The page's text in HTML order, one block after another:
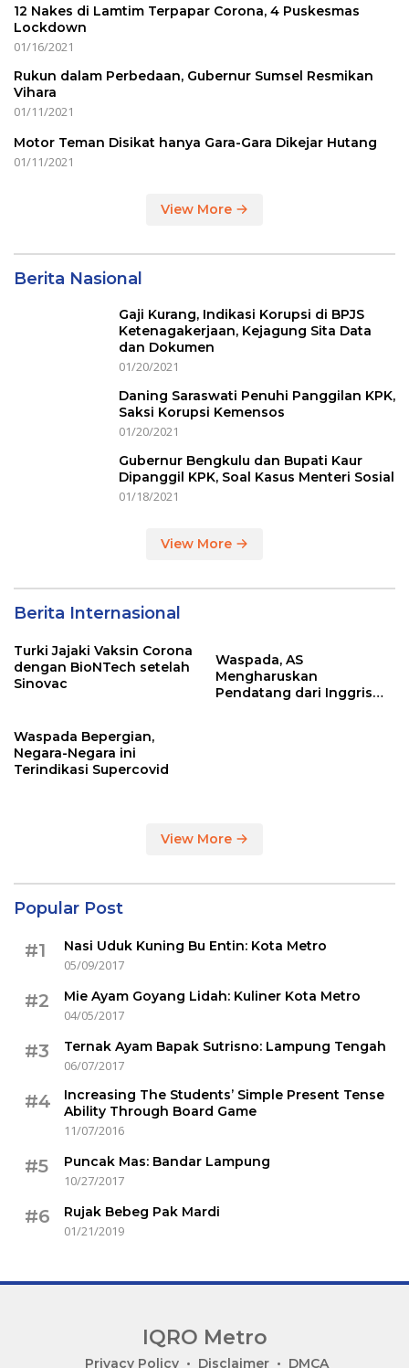
12 Nakes di Lamtim Terpapar Corona, 4 Puskesmas
Lockdown
01/16/2021
Rukun dalam Perbedaan, Gubernur Sumsel Resmikan
Vihara
01/11/2021
Motor Teman Disikat hanya Gara-Gara Dikejar Hutang
01/11/2021
View More
Berita Nasional
Gaji Kurang, Indikasi Korupsi di BPJS
Ketenagakerjaan, Kejagung Sita Data
dan Dokumen
01/20/2021
Daning Saraswati Penuhi Panggilan KPK,
Saksi Korupsi Kemensos
01/20/2021
Gubernur Bengkulu dan Bupati Kaur
Dipanggil KPK, Soal Kasus Menteri Sosial
01/18/2021
View More
Berita Internasional
Turki Jajaki Vaksin Corona
dengan BioNTech setelah
Sinovac
Waspada, AS
Mengharuskan
Pendatang dari Inggris
Waspada Bepergian,
Negara-Negara ini
Terindikasi Supercovid
View More
Popular Post
#1
Nasi Uduk Kuning Bu Entin: Kota Metro
05/09/2017
#2
Mie Ayam Goyang Lidah: Kuliner Kota Metro
04/05/2017
#3
Ternak Ayam Bapak Sutrisno: Lampung Tengah
06/07/2017
#4
Increasing The Students’ Simple Present Tense
Ability Through Board Game
11/07/2016
#5
Puncak Mas: Bandar Lampung
10/27/2017
#6
Rujak Bebeg Pak Mardi
01/21/2019
IQRO Metro
Privacy Policy Disclaimer DMCA